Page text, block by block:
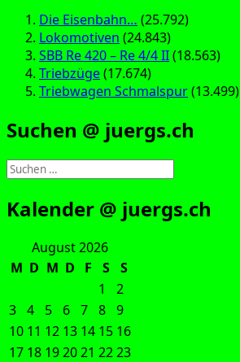
Die Eisenbahn… (25.792)
Lokomotiven (24.843)
SBB Re 420 – Re 4/4 II(18.563)
Triebzüge(17.674)
Triebwagen Schmalspur(13.499)
Suchen @ juergs.ch
Suchen
nach:
Kalender @ juergs.ch
August 2026
M D M D F S
S
1
2
3 4 5 6 7 8 9
10 11 12 13 14 15 16
17 18 192021 2223